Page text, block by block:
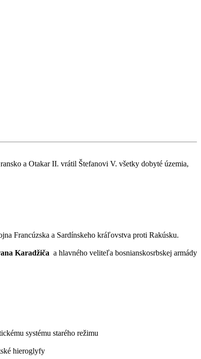
a Otakar II. vrátil Štefanovi V. všetky dobyté územia,
Francúzska a Sardínskeho kráľovstva proti Rakúsku.
Karadžiča a hlavného veliteľa bosnianskosrbskej armády
systému starého režimu
hieroglyfy